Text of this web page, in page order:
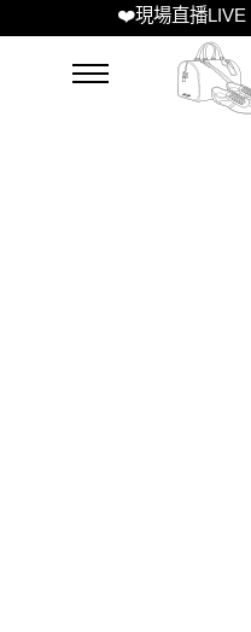
❤️現場直播LIVE